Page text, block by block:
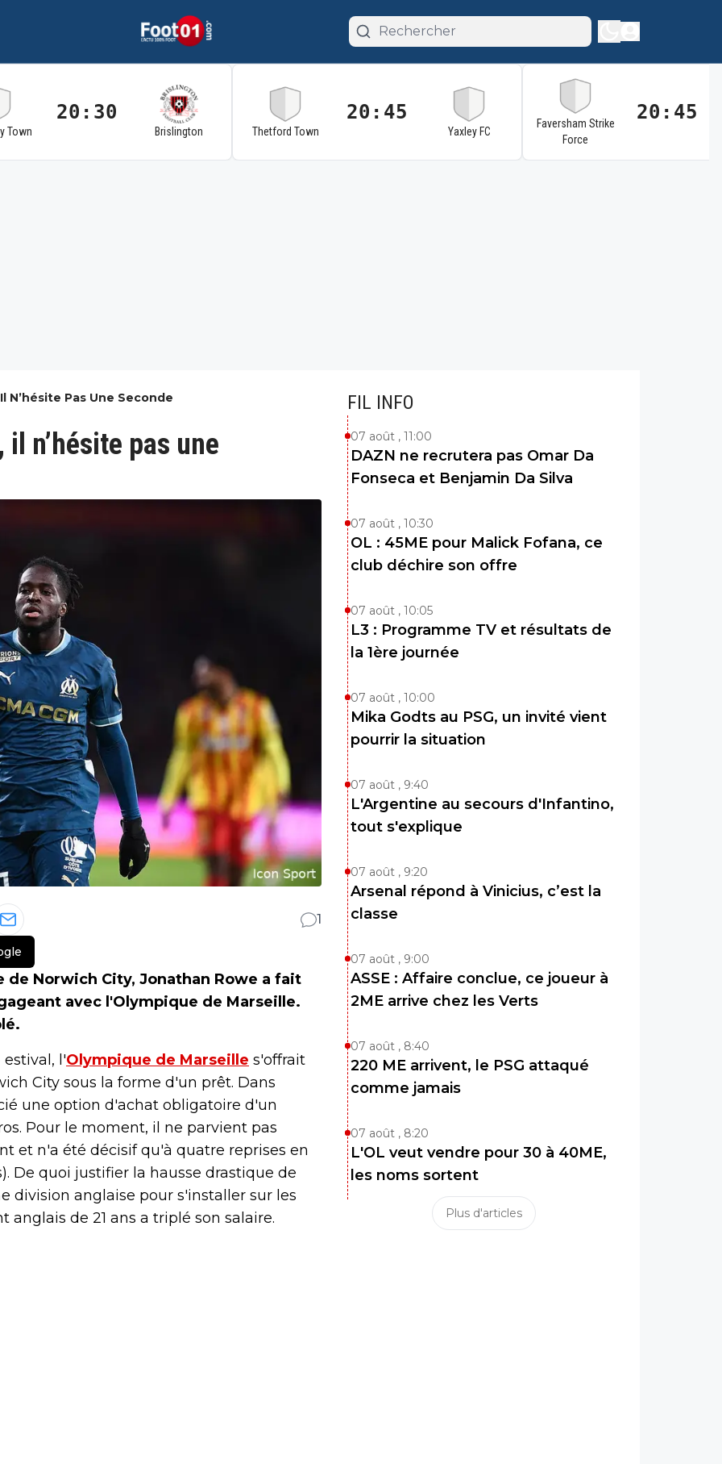
Town
20:30
Brislington Thetford Town
20:45
Yaxley FC
Faversham Strike
Force
20:45
N’hésite Pas Une Seconde
n’hésite pas une
1
Norwich City, Jonathan Rowe a fait
avec l'Olympique de Marseille.
l'Olympique de Marseille s'offrait
City sous la forme d'un prêt. Dans
une option d'achat obligatoire d'un
Pour le moment, il ne parvient pas
et n'a été décisif qu'à quatre reprises en
De quoi justifier la hausse drastique de
division anglaise pour s'installer sur les
de 21 ans a triplé son salaire.
FIL INFO
07 août , 11:00
DAZN ne recrutera pas Omar Da
Fonseca et Benjamin Da Silva
07 août , 10:30
OL : 45ME pour Malick Fofana, ce
club déchire son offre
07 août , 10:05
L3 : Programme TV et résultats de
la 1ère journée
07 août , 10:00
Mika Godts au PSG, un invité vient
pourrir la situation
07 août , 9:40
L'Argentine au secours d'Infantino,
tout s'explique
07 août , 9:20
Arsenal répond à Vinicius, c’est la
classe
07 août , 9:00
ASSE : Affaire conclue, ce joueur à
2ME arrive chez les Verts
07 août , 8:40
220 ME arrivent, le PSG attaqué
comme jamais
07 août , 8:20
L'OL veut vendre pour 30 à 40ME,
les noms sortent
Plus d'articles